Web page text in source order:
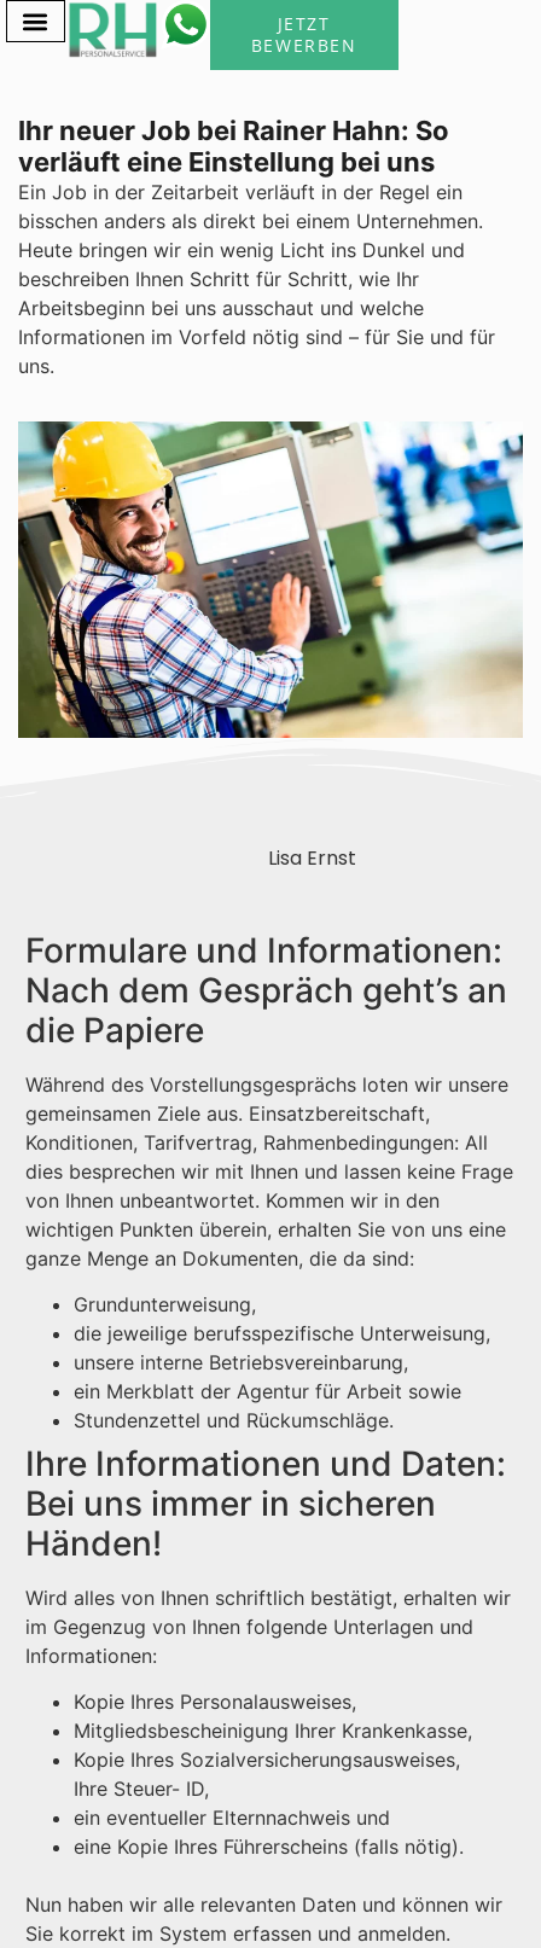
JETZT
BEWERBEN
Ihr neuer Job bei Rainer Hahn: So
verläuft eine Einstellung bei uns
Ein Job in der Zeitarbeit verläuft in der Regel ein
bisschen anders als direkt bei einem Unternehmen.
Heute bringen wir ein wenig Licht ins Dunkel und
beschreiben Ihnen Schritt für Schritt, wie Ihr
Arbeitsbeginn bei uns ausschaut und welche
Informationen im Vorfeld nötig sind – für Sie und für
uns.
Lisa Ernst
Formulare und Informationen:
Nach dem Gespräch geht’s an
die Papiere
Während des Vorstellungsgesprächs loten wir unsere
gemeinsamen Ziele aus. Einsatzbereitschaft,
Konditionen, Tarifvertrag, Rahmenbedingungen: All
dies besprechen wir mit Ihnen und lassen keine Frage
von Ihnen unbeantwortet. Kommen wir in den
wichtigen Punkten überein, erhalten Sie von uns eine
ganze Menge an Dokumenten, die da sind:
Grundunterweisung,
die jeweilige berufsspezifische Unterweisung,
unsere interne Betriebsvereinbarung,
ein Merkblatt der Agentur für Arbeit sowie
Stundenzettel und Rückumschläge.
Ihre Informationen und Daten:
Bei uns immer in sicheren
Händen!
Wird alles von Ihnen schriftlich bestätigt, erhalten wir
im Gegenzug von Ihnen folgende Unterlagen und
Informationen:
Kopie Ihres Personalausweises,
Mitgliedsbescheinigung Ihrer Krankenkasse,
Kopie Ihres Sozialversicherungsausweises,
Ihre Steuer- ID,
ein eventueller Elternnachweis und
eine Kopie Ihres Führerscheins (falls nötig).
Nun haben wir alle relevanten Daten und können wir
Sie korrekt im System erfassen und anmelden.